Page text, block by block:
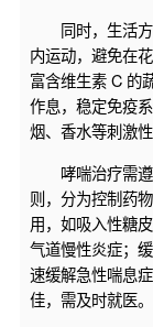
同时，生活方
内运动，避免在
富含维生素 C 的
作息，稳定免疫
烟、香水等刺激
哮喘治疗需遵
则，分为控制药
用，如吸入性糖
气道慢性炎症；
速缓解急性喘息
佳，需及时就医。